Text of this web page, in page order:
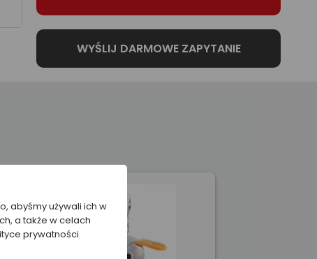
abyśmy używali ich w
a także w celach
prywatności.